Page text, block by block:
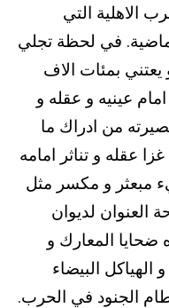
الاهلية التي
في لحظة تجلي
بمئات الاف
عينيه و عقله و
من ادراك ما
عقله و تناثر امامه
مبعثر و مكسر مثل
العنوان لديوان
ضحايا المعارك و
البيضاء
الجنود في الحرب.